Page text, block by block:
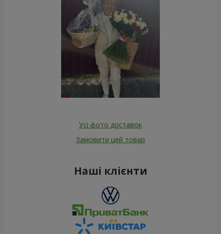
Усі фото доставок
Замовити цей товар
Наші клієнти